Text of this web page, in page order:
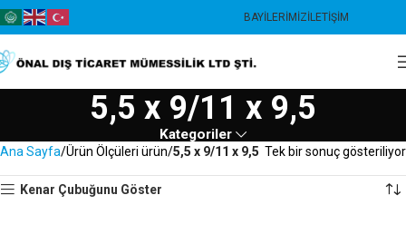
BAYILERIMIZİLETIŞIM
5,5 x 9/11 x 9,5
Kategoriler
Ana Sayfa Ürün Ölçüleri ürün 5,5 x 9/11 x 9,5 Tek bir sonuç gösteriliyor
Kenar Çubuğunu Göster